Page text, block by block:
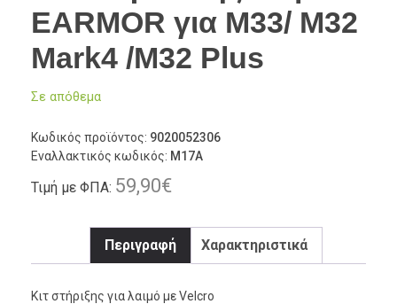
EARMOR για M33/ M32
Mark4 /M32 Plus
Σε απόθεμα
Κωδικός προϊόντος: 9020052306
Εναλλακτικός κωδικός: M17A
Τιμή με ΦΠΑ: 59,90€
Περιγραφή Χαρακτηριστικά
Κιτ στήριξης για λαιμό με Velcro